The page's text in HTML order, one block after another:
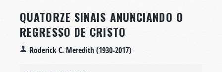
QUATORZE SINAIS ANUNCIANDO O
REGRESSO DE CRISTO
Roderick C. Meredith (1930-2017)